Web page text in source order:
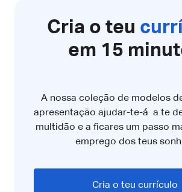
Cria o teu
em 15
A nossa coleção de modelos
apresentação ajudar-te-á a te
multidão e a ficares um passo
emprego dos teus
Cria o teu currículo